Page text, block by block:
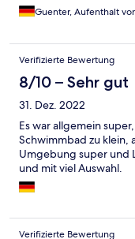
Guenter, Aufenthalt
Verifizierte Bewertung
8/10 – Sehr gut
31. Dez. 2022
Es war allgemein
Schwimmbad zu klein,
Umgebung super und
und mit viel Auswahl.
Verifizierte Bewertung